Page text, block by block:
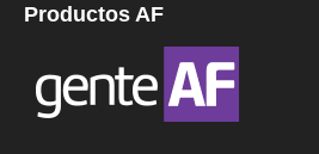
Productos AF